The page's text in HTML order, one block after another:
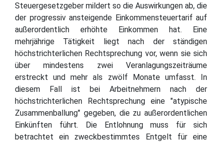
Steuergesetzgeber mildert so die Auswirkungen ab, die
der progressiv ansteigende Einkommensteuertarif auf
außerordentlich erhöhte Einkommen hat. Eine
mehrjährige Tätigkeit liegt nach der ständigen
höchstrichterlichen Rechtsprechung vor, wenn sie sich
über mindestens zwei Veranlagungszeiträume
erstreckt und mehr als zwölf Monate umfasst. In
diesem Fall ist bei Arbeitnehmern nach der
höchstrichterlichen Rechtsprechung eine "atypische
Zusammenballung" gegeben, die zu außerordentlichen
Einkünften führt. Die Entlohnung muss für sich
betrachtet ein zweckbestimmtes Entgelt für eine